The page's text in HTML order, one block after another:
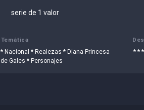
serie de 1 valor
Temática
* Nacional * Realezas * Diana Princesa
de Gales * Personajes
* *